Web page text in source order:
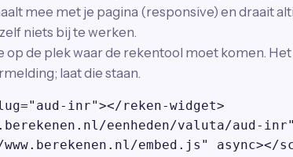
mee met je pagina (responsive) en draait
niets bij te werken.
op de plek waar de rekentool moet komen.
laat die staan.
inr"></reken-widget>
eenheden/valuta/aud-
embed.js" async></